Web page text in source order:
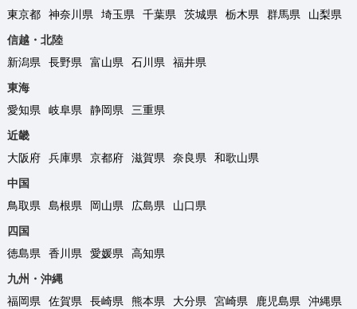
東京都
神奈川県 埼玉県 千葉県 茨城県 栃木県 群馬県
山梨県
信越・北陸
新潟県
長野県 富山県 石川県
福井県
東海
愛知県
岐阜県 静岡県
三重県
近畿
大阪府
兵庫県 京都府 滋賀県 奈良県
和歌山県
中国
鳥取県
島根県 岡山県 広島県
山口県
四国
徳島県
香川県 愛媛県
高知県
九州・沖縄
福岡県
佐賀県 長崎県 熊本県 大分県 宮崎県 鹿児島県 沖縄県